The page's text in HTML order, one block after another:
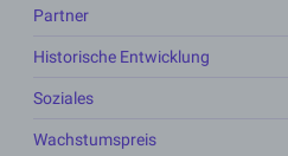
Partner
Historische Entwicklung
Soziales
Wachstumspreis